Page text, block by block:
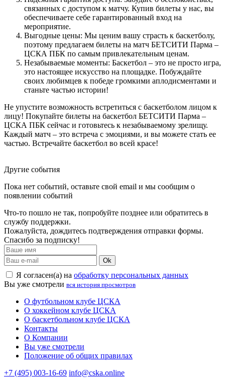
связанных с доступом к матчу. Купив билеты у нас, вы
обеспечиваете себе гарантированный вход на
мероприятие.
Выгодные цены: Мы ценим вашу страсть к баскетболу,
поэтому предлагаем билеты на матч БЕТСИТИ Парма –
ЦСКА ПБК по самым привлекательным ценам.
Незабываемые моменты: Баскетбол – это не просто игра,
это настоящее искусство на площадке. Побуждайте
своих любимцев к победе громкими аплодисментами и
станьте частью истории!
Не упустите возможность встретиться с баскетболом лицом к
лицу! Покупайте билеты на баскетбол БЕТСИТИ Парма –
ЦСКА ПБК сейчас и готовьтесь к незабываемому зрелищу.
Каждый матч – это встреча с эмоциями, и вы можете стать ее
частью. Встречайте баскетбол во всей красе!
Другие события
Пока нет событий, оставьте свой email и мы сообщим о
появлении событий
Что-то пошло не так, попробуйте позднее или обратитесь в
службу поддержки.
Пожалуйста, дождитесь подтверждения отправки формы.
Спасибо за подписку!
Ok
Я согласен(а) на обработку персональных данных
Вы уже смотрели вся история просмотров
О футбольном клубе ЦСКА
О хоккейном клубе ЦСКА
О баскетбольном клубе ЦСКА
Контакты
О Компании
Вы уже смотрели
Положение об общих правилах
+7 (495) 003-16-69 info@cska.online